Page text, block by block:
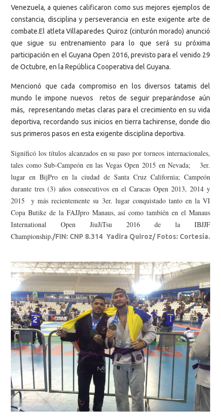
Venezuela, a quienes calificaron como sus mejores ejemplos de
constancia, disciplina y perseverancia en este exigente arte de
combate.El atleta Villaparedes Quiroz (cinturón morado) anunció
que sigue su entrenamiento para lo que será su próxima
participación en el Guyana Open 2016, previsto para el venido 29
de Octubre, en la República Cooperativa del Guyana.
Mencionó que cada compromiso en los diversos tatamis del
mundo le impone nuevos retos de seguir preparándose aún
más, representando metas claras para el crecimiento en su vida
deportiva, recordando sus inicios en tierra tachirense, donde dio
sus primeros pasos en esta exigente disciplina deportiva.
Significó los títulos alcanzados en su paso por torneos internacionales,
tales como Sub-Campeón en las Vegas Open 2015 en Nevada; 3er.
lugar en BijPro en la ciudad de Santa Cruz California; Campeón
durante tres (3) años consecutivos en el Caracas Open 2013, 2014 y
2015 y más recientemente su 3er. lugar conquistado tanto en la VI
Copa Butike de la FAJJpro Manaus, así como también en el Manaus
International Open JiuJiTsu 2016 de la IBJJF
Championship./FIN: CNP 8.314 Yadira Quiroz/ Fotos: Cortesía.